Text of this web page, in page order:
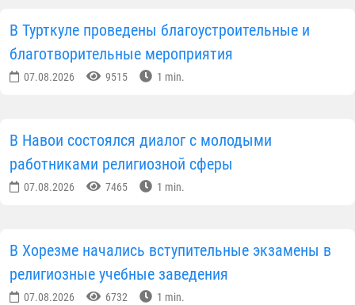
В Турткуле проведены благоустроительные и
благотворительные мероприятия
07.08.2026 9515 1 min.
В Навои состоялся диалог с молодыми
работниками религиозной сферы
07.08.2026 7465 1 min.
В Хорезме начались вступительные экзамены в
религиозные учебные заведения
07.08.2026 6732 1 min.